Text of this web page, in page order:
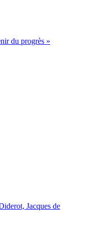
du progrès »
Jacques de